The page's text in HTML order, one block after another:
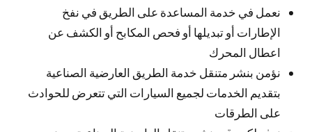
نعمل في خدمة المساعدة على الطريق في نفخ
الإطارات أو تبديلها أو فحص المكابح أو الكشف عن
اعطال المحرك
نؤمن بنشر متنقل خدمة الطريق العارضية الصناعية
بتقديم الخدمات لجميع السيارات التي تتعرض للحوادث
على الطرقات